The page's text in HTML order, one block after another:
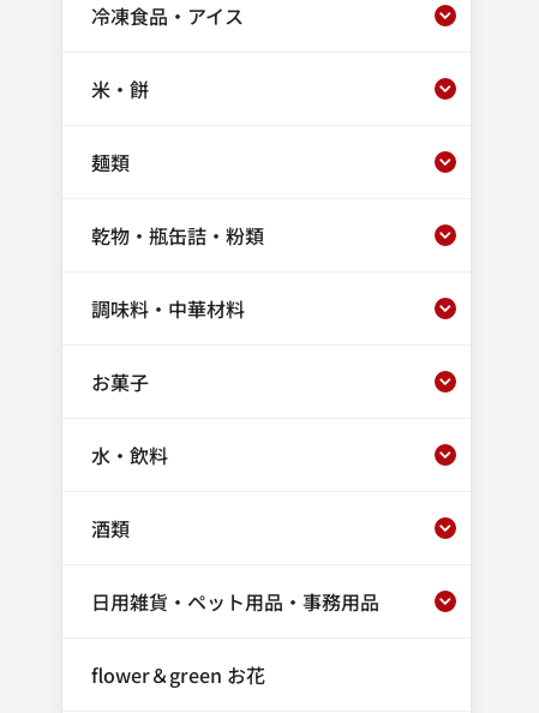
冷凍食品・アイス
米・餅
麺類
乾物・瓶缶詰・粉類
調味料・中華材料
お菓子
水・飲料
酒類
日用雑貨・ペット用品・事務用品
flower＆green お花